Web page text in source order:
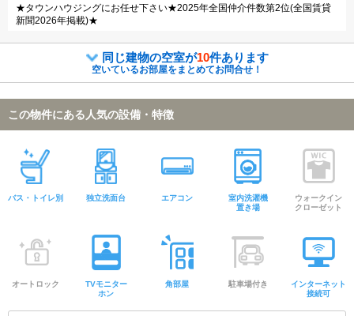
★タウンハウジングにお任せ下さい★2025年全国仲介件数第2位(全国賃貸
新聞2026年掲載)★
同じ建物の空室が10件あります
空いているお部屋をまとめてお問合せ！
この物件にある人気の設備・特徴
バス・トイレ別 独立洗面台 エアコン
室内洗濯機
置き場
ウォークイン
クローゼット
オートロック
TVモニター
ホン
角部屋 駐車場付き
インターネット
接続可